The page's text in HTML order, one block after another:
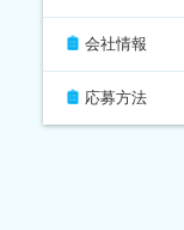
会社情報
応募方法